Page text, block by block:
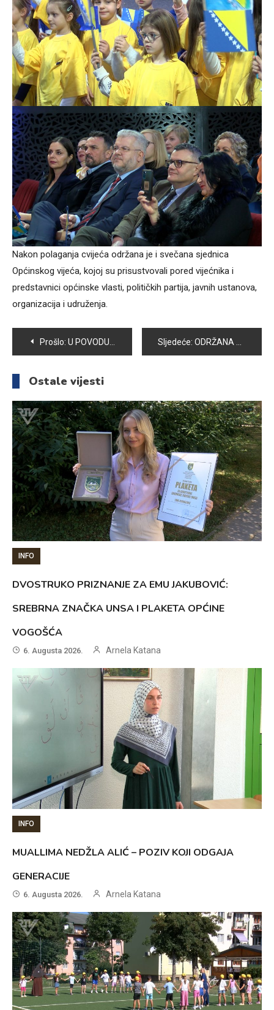
Nakon polaganja cvijeća održana je i svečana sjednica
Općinskog vijeća, kojoj su prisustvovali pored vijećnika i
predstavnici općinske vlasti, političkih partija, javnih ustanova,
organizacija i udruženja.
Navigacija
članaka
Prošlo: U POVODU 1.MARTA DANA NEZAVISNOSTI BIH ODRŽANA PRIREDBA U OŠ “ZAJKO DELIĆ” Sljedeće: ODRŽANA PANEL DISKUSIJA MLADIH ANTIFAŠISTA U VOGOŠĆI
Ostale vijesti
INFO
DVOSTRUKO PRIZNANJE ZA EMU JAKUBOVIĆ:
SREBRNA ZNAČKA UNSA I PLAKETA OPĆINE
VOGOŠĆA
6. Augusta 2026. Arnela Katana
INFO
MUALLIMA NEDŽLA ALIĆ – POZIV KOJI ODGAJA
GENERACIJE
6. Augusta 2026. Arnela Katana